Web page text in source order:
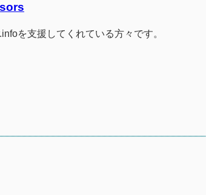
を支援してくれている方々です。